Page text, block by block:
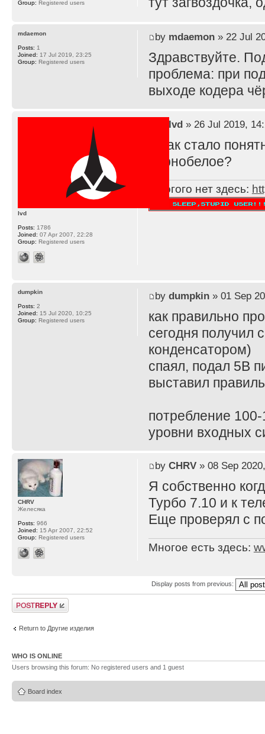
Group: Registered users
by mdaemon» 22 Jul
Здравствуйте.
проблема: при
выходе кодера
mdaemon
Posts: 1
Joined: 17 Jul 2019, 23:25
Group: Registered users
lvd» 26 Jul 2019,
А как стало
чёрнобелое?
Многого нет здесь:
lvd
Posts: 1786
Joined: 07 Apr 2007, 22:28
Group: Registered users
by dumpkin» 01 Sep
как правильно
сегодня получил
конденсатором)
спаял, подал 5В
выставил
потребление
уровни входных
dumpkin
Posts: 2
Joined: 15 Jul 2020, 10:25
Group: Registered users
by CHRV» 08 Sep
Я собственно
Турбо 7.10 и к
Еще проверял с
Многое есть здесь:
CHRV
Желесяка
Posts: 966
Joined: 15 Apr 2007, 22:52
Group: Registered users
Display posts from previous:
Post a reply
Return to Другие изделия
WHO IS ONLINE
Users browsing this forum: No registered users and 1 guest
Board index